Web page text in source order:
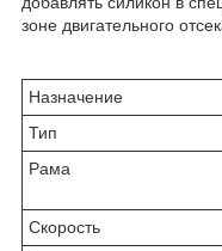
зоне двигательного
Назначение
Тип
Рама
Скорость